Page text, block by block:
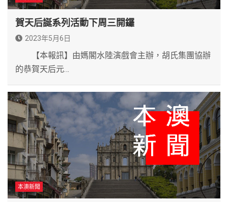
賀天后誕系列活動下周三開鑼
2023年5月6日
【本報訊】由媽閣水陸演戲會主辦，胡氏集團協辦
的恭賀天后元…
本澳新聞